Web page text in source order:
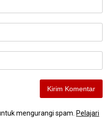
mengurangi spam. Pelajari